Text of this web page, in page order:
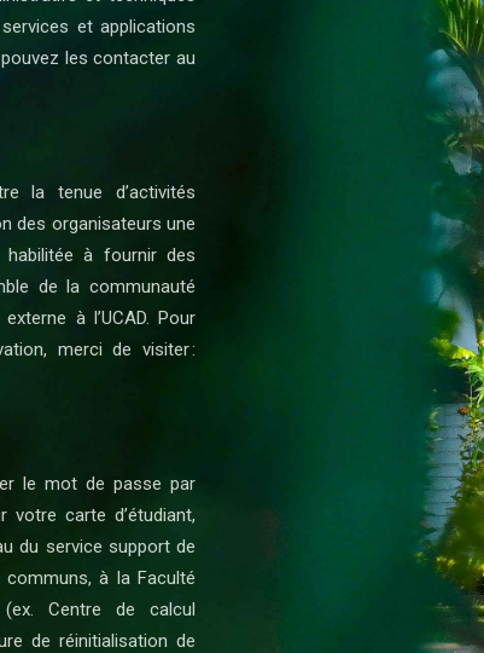
et applications
les contacter au
la tenue d’activités
des organisateurs une
à fournir des
de la communauté
à l’UCAD. Pour
merci de visiter :
le mot de passe par
votre carte d’étudiant,
du service support de
communs, à la Faculté
Centre de calcul
de réinitialisation de